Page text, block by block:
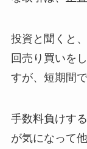
投資と聞くと
回売り買いを
すが、短期間
手数料負けす
が気になって